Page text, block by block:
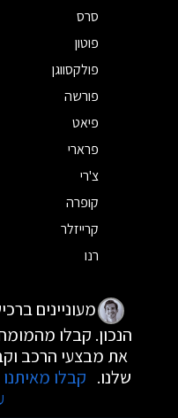
סרס
פוטון
פולקסווגן
פורשה
פיאט
פרארי
צ'רי
קופרה
קרייזלר
רנו
מעוניינים
הנכון. קבלו
את מבצעי הרכב
שלנו. קבלו